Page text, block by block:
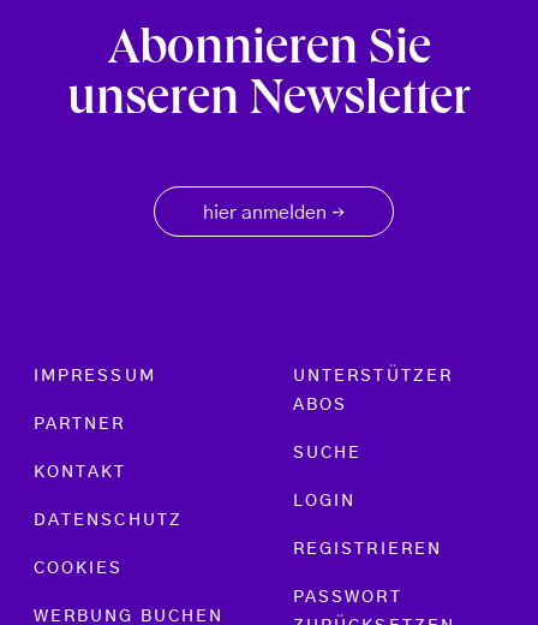
Abonnieren Sie
unseren Newsletter
hier anmelden →
Footer menu
IMPRESSUM
PARTNER
KONTAKT
DATENSCHUTZ
COOKIES
WERBUNG BUCHEN
UNTERSTÜTZER
ABOS
SUCHE
LOGIN
REGISTRIEREN
PASSWORT